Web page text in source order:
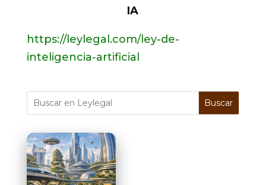
IA
https://leylegal.com/ley-de-
inteligencia-artificial
Buscar